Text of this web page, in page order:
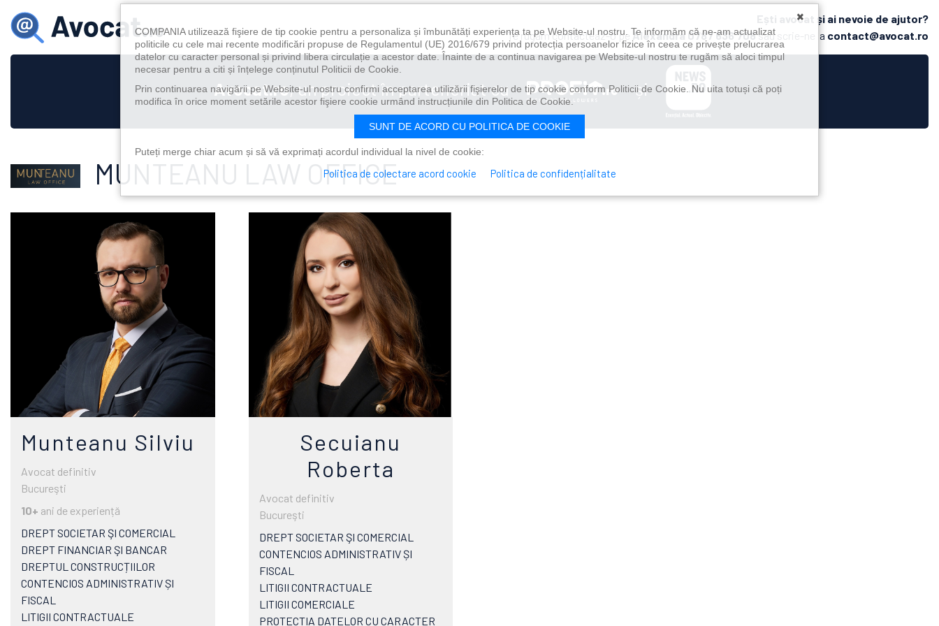
Ești avocat și ai nevoie de ajutor?
Te rugăm contacteaz-o pe Alexandra 0787 636 708sau scrie-ne la contact@avocat.ro
Avocat.ro, un proiect în parteneriat cu și
MUNTEANU LAW OFFICE
Munteanu Silviu
Avocat definitiv
Bucureşti
10+ ani de experiență
DREPT SOCIETAR ŞI COMERCIAL
DREPT FINANCIAR ŞI BANCAR
DREPTUL CONSTRUCȚIILOR
CONTENCIOS ADMINISTRATIV ȘI
FISCAL
LITIGII CONTRACTUALE
Secuianu
Roberta
Avocat definitiv
Bucureşti
DREPT SOCIETAR ŞI COMERCIAL
CONTENCIOS ADMINISTRATIV ȘI
FISCAL
LITIGII CONTRACTUALE
LITIGII COMERCIALE
PROTECTIA DATELOR CU CARACTER
×
COMPANIA utilizează fişiere de tip cookie pentru a personaliza și îmbunătăți experiența ta pe Website-ul nostru. Te informăm că ne-am actualizat
politicile cu cele mai recente modificări propuse de Regulamentul (UE) 2016/679 privind protecția persoanelor fizice în ceea ce privește prelucrarea
datelor cu caracter personal și privind libera circulație a acestor date. Înainte de a continua navigarea pe Website-ul nostru te rugăm să aloci timpul
necesar pentru a citi și înțelege conținutul Politicii de Cookie.
Prin continuarea navigării pe Website-ul nostru confirmi acceptarea utilizării fişierelor de tip cookie conform Politicii de Cookie. Nu uita totuși că poți
modifica în orice moment setările acestor fişiere cookie urmând instrucțiunile din Politica de Cookie.
SUNT DE ACORD CU POLITICA DE COOKIE
Puteți merge chiar acum și să vă exprimați acordul individual la nivel de cookie:
Politica de colectare acord cookie Politica de confidențialitate